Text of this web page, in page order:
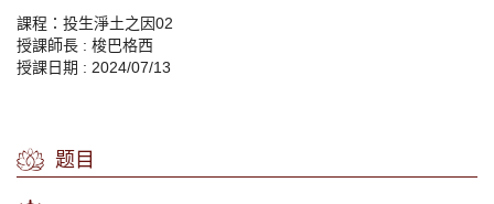
課程：投生淨土之因02
授課師長 : 梭巴格西
授課日期 : 2024/07/13
题目